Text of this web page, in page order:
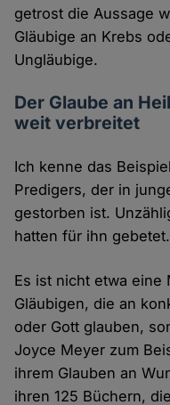
getrost die Aussage
Gläubige an Krebs
Ungläubige.
Der Glaube an
weit verbreitet
Ich kenne das
Predigers, der in
gestorben ist.
hatten für ihn
Es ist nicht etwa
Gläubigen, die an
oder Gott glauben,
Joyce Meyer zum
ihrem Glauben an
ihren 125 Büchern,